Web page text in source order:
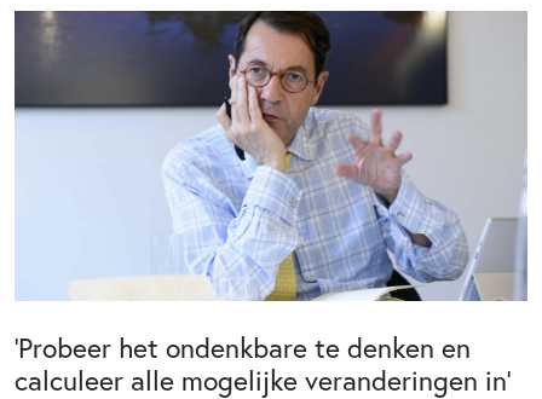
‘Probeer het ondenkbare te denken en
calculeer alle mogelijke veranderingen in’